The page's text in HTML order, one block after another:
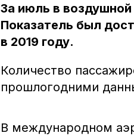
За июль в
Показатель был
в 2019 году.
Количество
прошлогодними
В международном